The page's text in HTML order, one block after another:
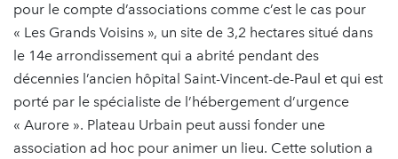
pour le compte d’associations comme c’est le cas pour
« Les Grands Voisins », un site de 3,2 hectares situé dans
le 14e arrondissement qui a abrité pendant des
décennies l’ancien hôpital Saint-Vincent-de-Paul et qui est
porté par le spécialiste de l’hébergement d’urgence
« Aurore ». Plateau Urbain peut aussi fonder une
association ad hoc pour animer un lieu. Cette solution a